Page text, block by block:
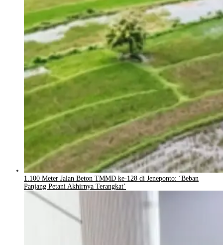
1.100 Meter Jalan Beton TMMD ke-128 di Jeneponto: ‘Beban
Panjang Petani Akhirnya Terangkat’